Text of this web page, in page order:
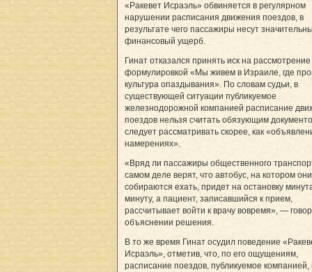
«Ракевет Исраэль» обвиняется в регулярном
нарушении расписания движения поездов, в
результате чего пассажиры несут
финансовый ущерб.
Гинат отказался принять иск на рассмотрение
формулировкой «Мы живем в Израиле, где
культура опаздывания». По словам судьи, в
существующей ситуации публикуемое
железнодорожной компанией расписание
поездов нельзя считать обязующим
следует рассматривать скорее, как
намерениях».
«Вряд ли пассажиры общественного
самом деле верят, что автобус, на котором они
собираются ехать, придет на остановку
минуту, а пациент, записавшийся к прием,
рассчитывает войти к врачу вовремя», —
объяснении решения.
В то же время Гинат осудил поведение
Исраэль», отметив, что, по его ощущениям,
расписание поездов, публикуемое компанией,